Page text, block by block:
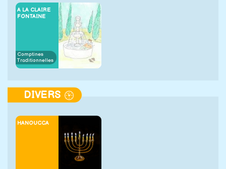
A LA CLAIRE
FONTAINE
Comptines
Traditionnelles
DIVERS
HANOUCCA